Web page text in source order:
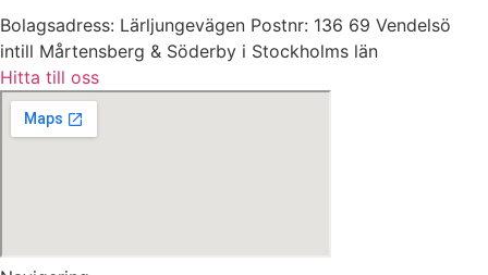
Bolagsadress: Lärljungevägen Postnr: 136 69 Vendelsö
intill Mårtensberg & Söderby i Stockholms län
Hitta till oss